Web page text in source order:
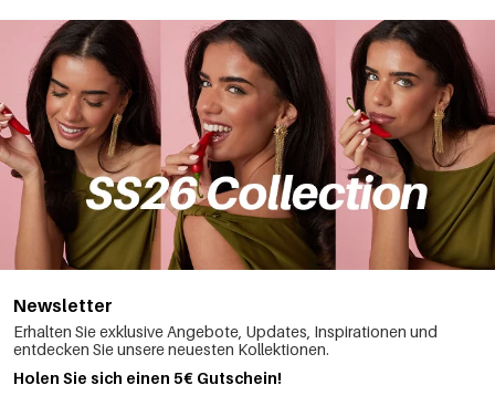
Newsletter
Erhalten Sie exklusive Angebote, Updates, Inspirationen und
entdecken Sie unsere neuesten Kollektionen.
Holen Sie sich einen 5€ Gutschein!